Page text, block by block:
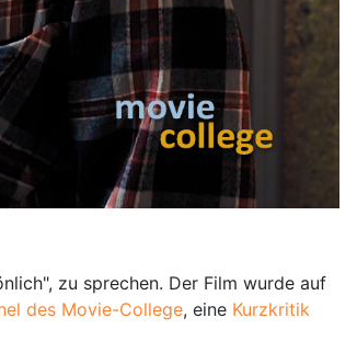
zu sprechen. Der Film wurde auf
des Movie-College, eine Kurzkritik